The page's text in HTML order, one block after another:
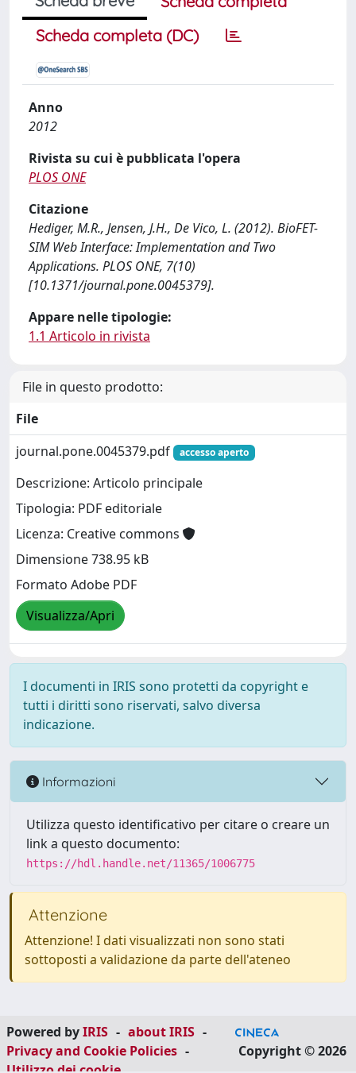
Scheda completa (DC)
Anno
2012
Rivista su cui è pubblicata l'opera
PLOS ONE
Citazione
Hediger, M.R., Jensen, J.H., De Vico, L. (2012). BioFET-
SIM Web Interface: Implementation and Two
Applications. PLOS ONE, 7(10)
[10.1371/journal.pone.0045379].
Appare nelle tipologie:
1.1 Articolo in rivista
File in questo prodotto:
File
journal.pone.0045379.pdf
accesso aperto
Descrizione: Articolo principale
Tipologia: PDF editoriale
Licenza: Creative commons
Dimensione 738.95 kB
Formato Adobe PDF
Visualizza/Apri
I documenti in IRIS sono protetti da copyright e
tutti i diritti sono riservati, salvo diversa
indicazione.
Informazioni
Utilizza questo identificativo per citare o creare un
link a questo documento:
https://hdl.handle.net/11365/1006775
Attenzione
Attenzione! I dati visualizzati non sono stati
sottoposti a validazione da parte dell'ateneo
Powered byIRIS - about IRIS -
Privacy and Cookie Policies -
Copyright © 2026